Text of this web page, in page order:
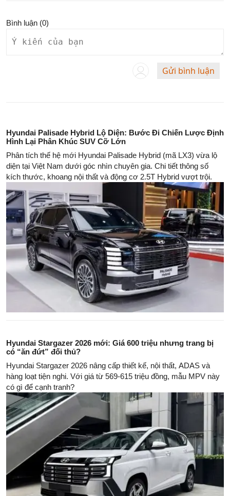
Bình luận (0)
Gửi bình luận
Hyundai Palisade Hybrid Lộ Diện: Bước Đi Chiến Lược Định
Hình Lại Phân Khúc SUV Cỡ Lớn
Phân tích thế hệ mới Hyundai Palisade Hybrid (mã LX3) vừa lộ
diện tại Việt Nam dưới góc nhìn chuyên gia. Chi tiết thông số
kích thước, khoang nội thất và động cơ 2.5T Hybrid vượt trội.
Hyundai Stargazer 2026 mới: Giá 600 triệu nhưng trang bị
có “ăn đứt” đối thủ?
Hyundai Stargazer 2026 nâng cấp thiết kế, nội thất, ADAS và
hàng loạt tiện nghi. Với giá từ 569-615 triệu đồng, mẫu MPV này
có gì để cạnh tranh?